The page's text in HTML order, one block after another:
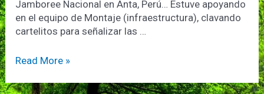
Jamboree Nacional en Anta, Perú… Estuve apoyando
en el equipo de Montaje (infraestructura), clavando
cartelitos para señalizar las …
Mi
trabajo
Read More »